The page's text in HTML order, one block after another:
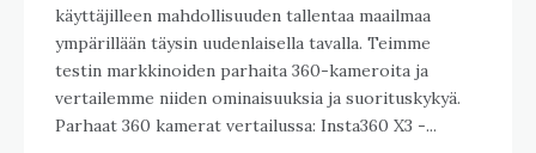
käyttäjilleen mahdollisuuden tallentaa maailmaa
ympärillään täysin uudenlaisella tavalla. Teimme
testin markkinoiden parhaita 360-kameroita ja
vertailemme niiden ominaisuuksia ja suorituskykyä.
Parhaat 360 kamerat vertailussa: Insta360 X3 -...